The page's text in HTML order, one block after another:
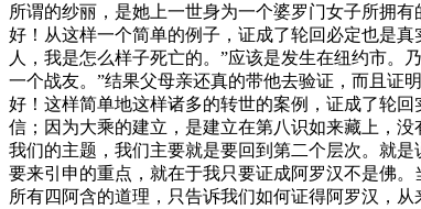
所谓的纱丽，是她上一世身为一个婆罗门女子所拥有
好！从这样一个简单的例子，证成了轮回必定也是
人，我是怎么样子死亡的。”应该是发生在纽约市。
一个战友。”结果父母亲还真的带他去验证，而且证
好！这样简单地这样诸多的转世的案例，证成了轮
信；因为大乘的建立，是建立在第八识如来藏上，
我们的主题，我们主要就是要回到第二个层次。就
要来引申的重点，就在于我只要证成阿罗汉不是佛
所有四阿含的道理，只告诉我们如何证得阿罗汉，